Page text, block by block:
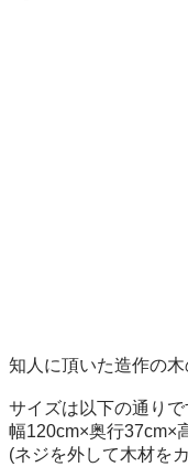
知人に頂いた造作の木
サイズは以下の通りで
幅120cm×奥行37cm×
(ネジを外して木材を